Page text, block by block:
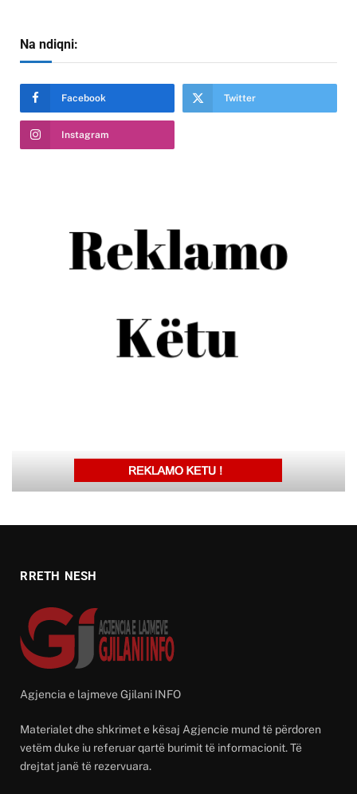
Na ndiqni:
Facebook Twitter
Instagram
RRETH NESH
Agjencia e lajmeve Gjilani INFO
Materialet dhe shkrimet e kësaj Agjencie mund të përdoren
vetëm duke iu referuar qartë burimit të informacionit. Të
drejtat janë të rezervuara.